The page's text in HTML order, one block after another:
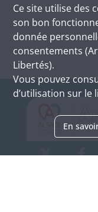
Ce site utilise des
son bon
donnée
consentements
Libertés).
Vous pouvez
d’utilisation sur le
En